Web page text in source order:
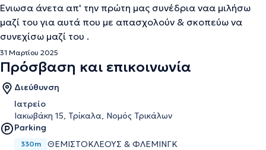
Ένιωσα άνετα απ' την πρώτη μας συνέδρια ναα μιλήσω
μαζί του για αυτά που με απασχολούν & σκοπεύω να
συνεχίσω μαζί του .
31 Μαρτίου 2025
Πρόσβαση και επικοινωνία
Διεύθυνση
Ιατρείο
Ιακωβάκη 15, Τρίκαλα, Νομός Τρικάλων
Parking
330m ΘΕΜΙΣΤΟΚΛΕΟΥΣ & ΦΛΕΜΙΝΓΚ